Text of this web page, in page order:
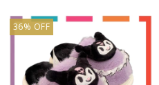
36% OFF